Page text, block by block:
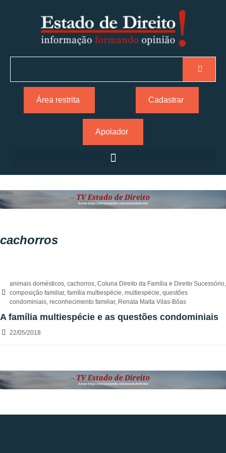
Área restrita Cadastrar
Apoiador
cachorros
animais domésticos, cachorros, Coluna Direito da Família e Direito Sucessório,
composição familiar, família multiespécie, multiespécie, questões
condominiais, reconhecimento familiar, Renata Malta Vilas-Bôas
A família multiespécie e as questões condominiais
22/05/2018